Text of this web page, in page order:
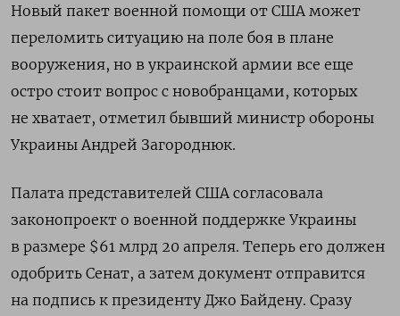
Новый пакет военной помощи от США может
переломить ситуацию на поле боя в плане
вооружения, но в украинской армии все еще
остро стоит вопрос с новобранцами, которых
не хватает, отметил бывший министр обороны
Украины Андрей Загороднюк.
Палата представителей США согласовала
законопроект о военной поддержке Украины
в размере $61 млрд 20 апреля. Теперь его должен
одобрить Сенат, а затем документ отправится
на подпись к президенту Джо Байдену. Сразу